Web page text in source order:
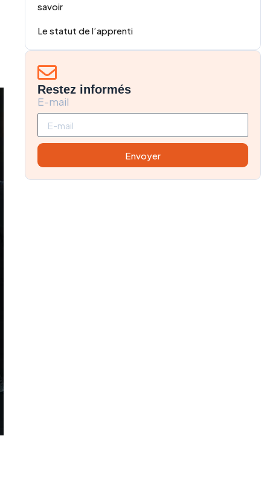
savoir
Le statut de l’apprenti
Restez informés
E-mail
Envoyer